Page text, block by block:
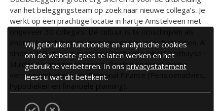
van het beleggingsteam op zoek naar nieuwe collega’s. Je
werkt op een prachtige locatie in hartje Amstelveen met
energiek, enthousiast, gemotiveerd en zeer betrokken. Al
sinds 1999, zijn we succesvol met onze labels Velthuyse ·
Mulder (Vermogensbeheer), Doelbeleggen.nl (online
vermogensbeheer) en Personal Finance (Pensioenadvies,
Wij gebruiken functionele en analytische cookies
om de website goed te laten werken en het
gebruik te verbeteren. In ons privacystatement
leest u wat dit betekent.